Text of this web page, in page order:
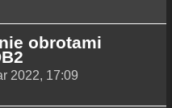
obrotami
2022, 17:09